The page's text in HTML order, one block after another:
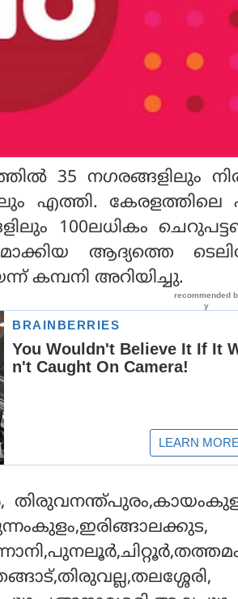
35 നഗരങ്ങളിലും
എത്തി. കേരളത്തിലെ
100ലധികം
ആദ്യത്തെ
കമ്പനി അറിയിച്ചു.